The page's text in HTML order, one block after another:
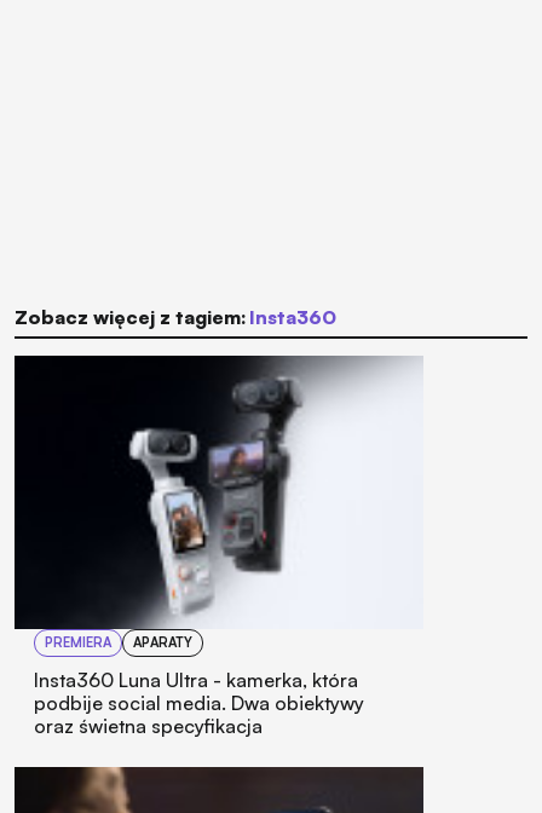
Zobacz więcej z tagiem: insta360
PREMIERA APARATY
Insta360 Luna Ultra - kamerka, która
podbije social media. Dwa obiektywy
oraz świetna specyfikacja